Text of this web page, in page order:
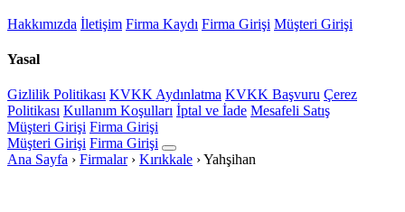
Hakkımızda İletişim Firma Kaydı Firma Girişi Müşteri Girişi
Yasal
Gizlilik Politikası KVKK Aydınlatma KVKK Başvuru Çerez
Politikası Kullanım Koşulları İptal ve İade Mesafeli Satış
Müşteri Girişi Firma Girişi
Müşteri Girişi Firma Girişi
Ana Sayfa › Firmalar › Kırıkkale ›Yahşihan